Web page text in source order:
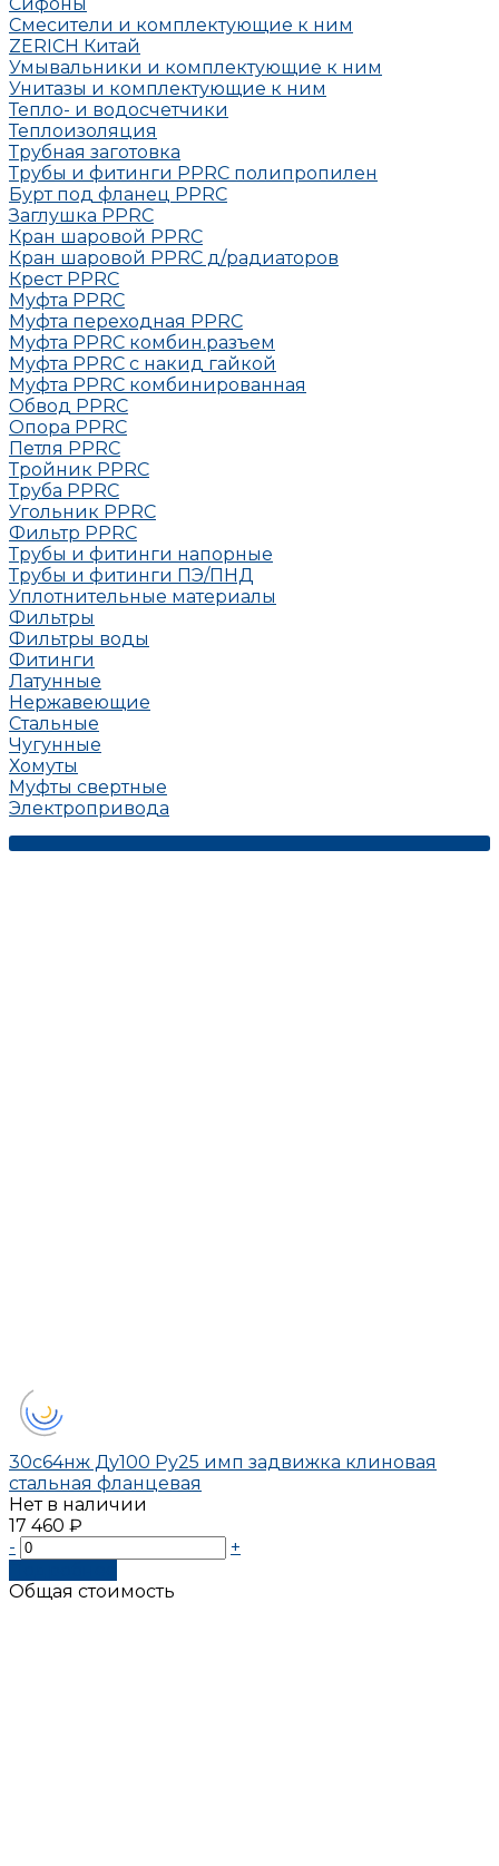
Смесители и комплектующие к ним
ZERICH Китай
Умывальники и комплектующие к ним
Унитазы и комплектующие к ним
Тепло- и водосчетчики
Теплоизоляция
Трубная заготовка
Трубы и фитинги PPRC полипропилен
Бурт под фланец РРRC
Заглушка РРRC
Кран шаровой PPRC
Кран шаровой PPRC д/радиаторов
Крест PPRC
Муфта PPRC
Муфта переходная PPRC
Муфта РРRC комбин.разъем
Муфта PPRC с накид гайкой
Муфта РРRC комбинированная
Обвод РРRC
Опора РРRC
Петля РРRC
Тройник РРRC
Труба РРRC
Угольник РРRC
Фильтр PPRC
Трубы и фитинги напорные
Трубы и фитинги ПЭ/ПНД
Уплотнительные материалы
Фильтры
Фильтры воды
Фитинги
Латунные
Нержавеющие
Стальные
Чугунные
Хомуты
Муфты свертные
Электропривода
30с64нж Ду100 Ру25 имп задвижка клиновая
стальная фланцевая
Нет в наличии
17 460 ₽
-
+
Общая стоимость